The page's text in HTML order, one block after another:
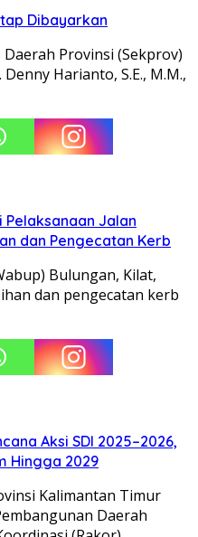
Dibayarkan
Daerah Provinsi (Sekprov)
Harianto, S.E., M.M.,
Pelaksanaan Jalan
dan Pengecatan Kerb
Bulungan, Kilat,
dan pengecatan kerb
Aksi SDI 2025–2026,
Hingga 2029
Kalimantan Timur
Daerah